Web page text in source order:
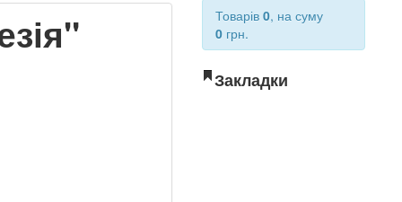
Товарів0, на суму
0 грн.
Закладки